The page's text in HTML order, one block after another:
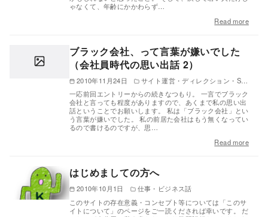
ゃなくて、年齢にかかわらず…
Read more
ブラック会社、って言葉が嫌いでした
（会社員時代の思い出話 2）
2010年11月24日
サイト運営・ディレクション・SEO
一応前回エントリーからの続きなつもり。 一言でブラック
会社と言っても程度がありますので、あくまで私の思い出
話ということでお願いします。 私は「ブラック会社」とい
う言葉が嫌いでした。 私の前居た会社はもう無くなってい
るので書けるのですが、思…
Read more
はじめましての方へ
2010年10月1日
仕事・ビジネス話
このサイトの存在意義・コンセプト等については「このサ
イトについて」のページをご一読くだされば幸いです。 だ